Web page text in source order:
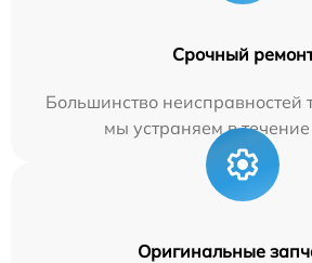
Срочный
Большинство неисправностей
мы устраняем в
Оригинальные